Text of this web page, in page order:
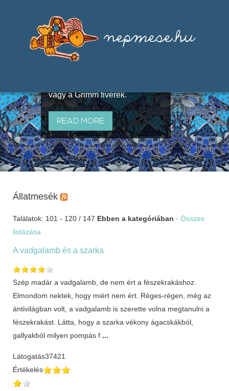
útján terjedő elbeszélésekből,
melyeket olyan ismert gyűjtők
állítottak össze, mint Benedek
vagy a Grimm fivérek.
READ MORE
Állatmesék
Találatok: 101 - 120 / 147 Ebben a kategóriában · Összes
listázása
A vadgalamb és a szarka
Szép madár a vadgalamb, de nem ért a fészekrakáshoz.
Elmondom nektek, hogy miért nem ért. Réges-régen, még az
ántivilágban volt, a vadgalamb is szerette volna megtanulni a
fészekrakást. Látta, hogy a szarka vékony ágacskákból,
gallyakból milyen pompás f ...
Látogatás37421
Értékelés